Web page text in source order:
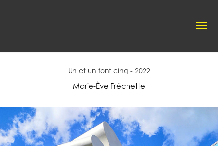
Un et un font cinq - 2022
Marie-Ève Fréchette